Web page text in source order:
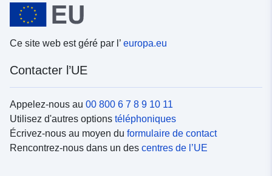
Ce site web est géré par l’ europa.eu
Contacter l’UE
Appelez-nous au 00 800 6 7 8 9 10 11
Utilisez d'autres options téléphoniques
Écrivez-nous au moyen du formulaire de contact
Rencontrez-nous dans un des centres de l’UE